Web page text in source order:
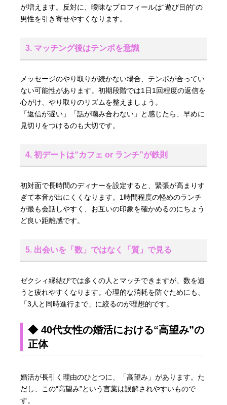
が増えます。反対に、曖昧なプロフィールは“遊び目的”の
男性を引き寄せやすくなります。
3. マッチング後はテンポを意識
メッセージのやり取りが続かない場合、テンポが合ってい
ない可能性があります。初期段階では1日1回程度の返信を
心がけ、やり取りのリズムを整えましょう。
「返信が遅い」「話が噛み合わない」と感じたら、早めに
見切りをつけるのも大切です。
4. 初デートは“カフェ or ランチ”が鉄則
初対面で長時間のディナーを設定すると、緊張が高まりす
ぎて本音が出にくくなります。1時間程度の軽めのランチ
が最も会話しやすく、お互いの印象を確かめるのにちょう
ど良い距離感です。
5. 出会いを「数」ではなく「質」で見る
ゼクシィ縁結びでは多くの人とマッチできますが、数を追
うと疲れやすくなります。心理的な消耗を防ぐためにも、
「3人と同時進行まで」に絞るのが理想的です。
◆ 40代女性の婚活における“高望み”の
正体
婚活が長引く理由のひとつに、「高望み」があります。た
だし、この“高望み”という言葉は誤解されやすいもので
す。